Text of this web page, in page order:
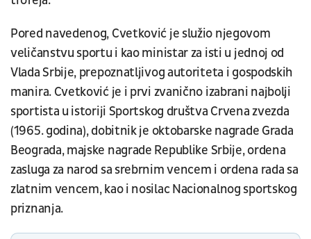
Pored navedenog, Cvetković je služio njegovom
veličanstvu sportu i kao ministar za isti u jednoj od
Vlada Srbije, prepoznatljivog autoriteta i gospodskih
manira. Cvetković je i prvi zvanično izabrani najbolji
sportista u istoriji Sportskog društva Crvena zvezda
(1965. godina), dobitnik je oktobarske nagrade Grada
Beograda, majske nagrade Republike Srbije, ordena
zasluga za narod sa srebrnim vencem i ordena rada sa
zlatnim vencem, kao i nosilac Nacionalnog sportskog
priznanja.